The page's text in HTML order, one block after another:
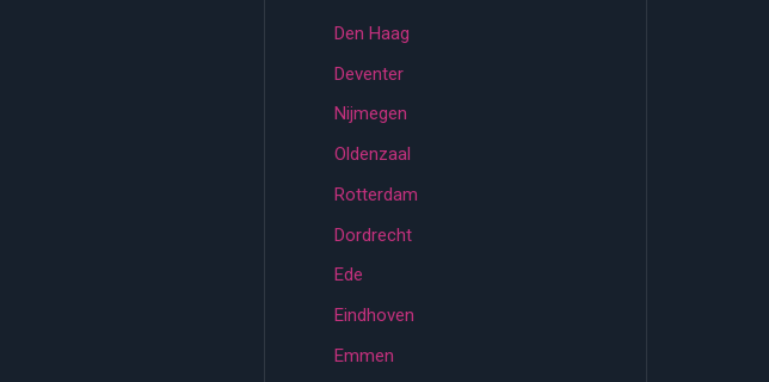
Den Haag
Deventer
Nijmegen
Oldenzaal
Rotterdam
Dordrecht
Ede
Eindhoven
Emmen